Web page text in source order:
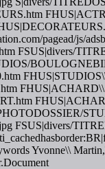
pagead/js/
FSUS|divers/
Yvonne\\